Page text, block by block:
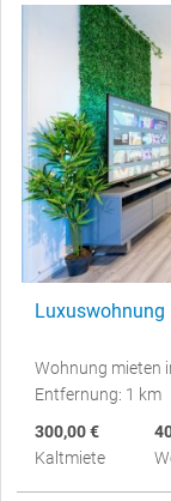
Wohnung mieten
Entfernung: 1 km
300,00 €
Kaltmiete